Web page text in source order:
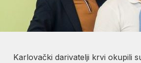
Karlovački darivatelji krvi okupili